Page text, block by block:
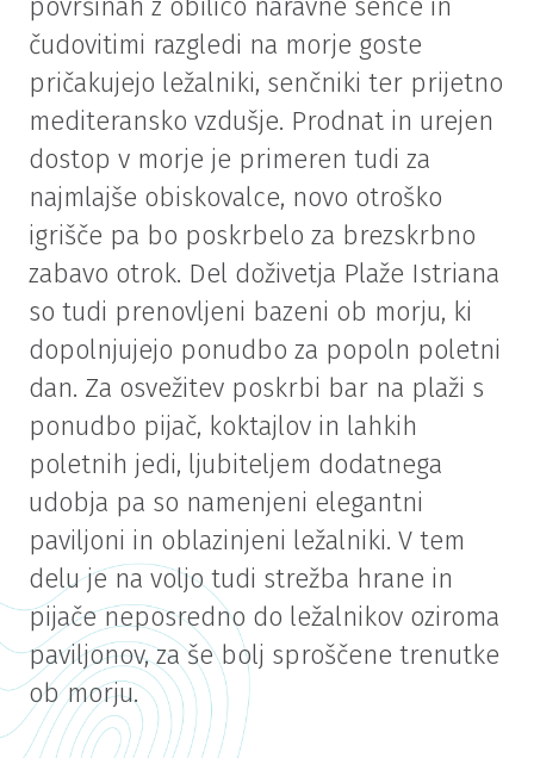
čudovitimi razgledi na morje goste
pričakujejo ležalniki, senčniki ter prijetno
mediteransko vzdušje. Prodnat in urejen
dostop v morje je primeren tudi za
najmlajše obiskovalce, novo otroško
igrišče pa bo poskrbelo za brezskrbno
zabavo otrok. Del doživetja Plaže Istriana
so tudi prenovljeni bazeni ob morju, ki
dopolnjujejo ponudbo za popoln poletni
dan. Za osvežitev poskrbi bar na plaži s
ponudbo pijač, koktajlov in lahkih
poletnih jedi, ljubiteljem dodatnega
udobja pa so namenjeni elegantni
paviljoni in oblazinjeni ležalniki. V tem
delu je na voljo tudi strežba hrane in
pijače neposredno do ležalnikov oziroma
paviljonov, za še bolj sproščene trenutke
ob morju.